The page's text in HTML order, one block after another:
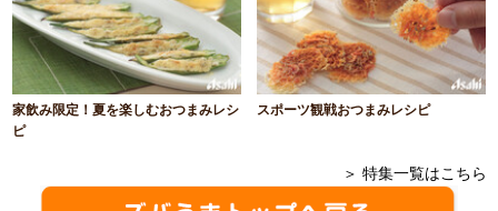
家飲み限定！夏を楽しむおつまみレシ
ピ
スポーツ観戦おつまみレシピ
＞ 特集一覧はこちら